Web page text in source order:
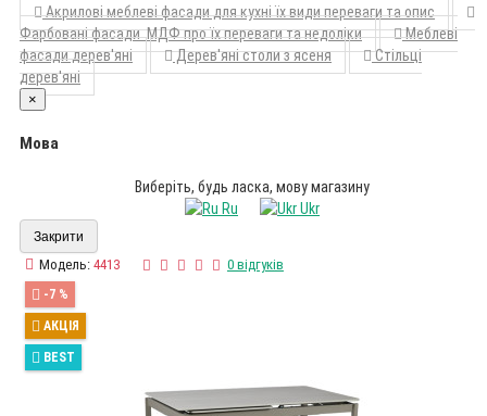
Акрилові меблеві фасади для кухні їх види переваги та опис
Фарбовані фасади МДФ про їх переваги та недоліки
Меблеві
фасади дерев'яні
Дерев'яні столи з ясеня
Стільці
дерев'яні
×
Мова
Виберіть, будь ласка, мову магазину
Ru
Ukr
Закрити
Модель: 4413 0 відгуків
-7 %
АКЦІЯ
BEST